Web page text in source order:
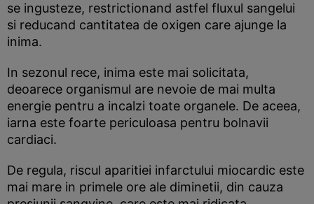
se ingusteze, restrictionand astfel fluxul sangelui
si reducand cantitatea de oxigen care ajunge la
inima.
In sezonul rece, inima este mai solicitata,
deoarece organismul are nevoie de mai multa
energie pentru a incalzi toate organele. De aceea,
iarna este foarte periculoasa pentru bolnavii
cardiaci.
De regula, riscul aparitiei infarctului miocardic este
mai mare in primele ore ale diminetii, din cauza